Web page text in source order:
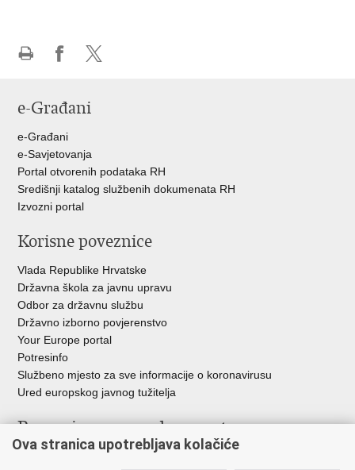
FacebookuTwitteru
e-Građani
e-Građani
e-Savjetovanja
Portal otvorenih podataka RH
Središnji katalog službenih dokumenata RH
Izvozni portal
Korisne poveznice
Vlada Republike Hrvatske
Državna škola za javnu upravu
Odbor za državnu službu
Državno izborno povjerenstvo
Your Europe portal
Potresinfo
Službeno mjesto za sve informacije o koronavirusu
Ured europskog javnog tužitelja
Poveznice pravosudnog sustava
Ova stranica upotrebljava kolačiće